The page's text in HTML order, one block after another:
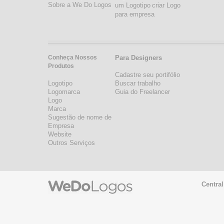
Sobre a We Do Logos
Conheça Nossos
Produtos
Logotipo
Logomarca
Logo
Marca
Sugestão de nome de
Empresa
Website
Outros Serviços
um Logotipo criar Logo
para empresa
Para Designers
Cadastre seu portifólio
Buscar trabalho
Guia do Freelancer